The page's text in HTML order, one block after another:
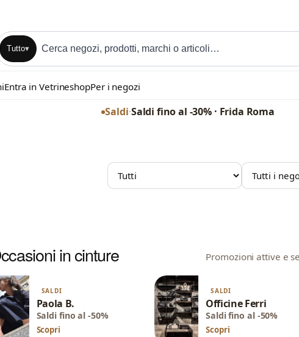
Tutto▾
Entra in VetrineshopPer i negozi
Saldi·Saldi fino al -30% · Frida Roma
Saldi·Saldi fino al -50% · The Guitar Bag
MARCHIO
NEGOZIO
in cinture Promozioni attive e
SALDI
Paola B.
Saldi fino al -50%
Scopri
SALDI
Officine Ferri
Saldi fino al -50%
Scopri